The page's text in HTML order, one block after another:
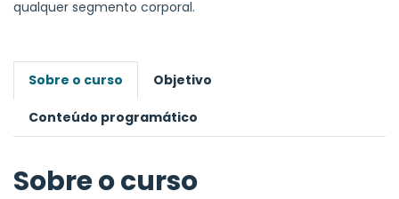
qualquer segmento corporal.
Sobre o curso Objetivo
Conteúdo programático
Sobre o curso